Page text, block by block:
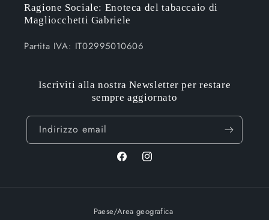
Ragione Sociale: Enoteca del tabaccaio di
Magliocchetti Gabriele
Partita IVA: IT02995010606
Iscriviti alla nostra Newsletter per restare
sempre aggiornato
Indirizzo email
FacebookInstagram
Paese/Area geografica